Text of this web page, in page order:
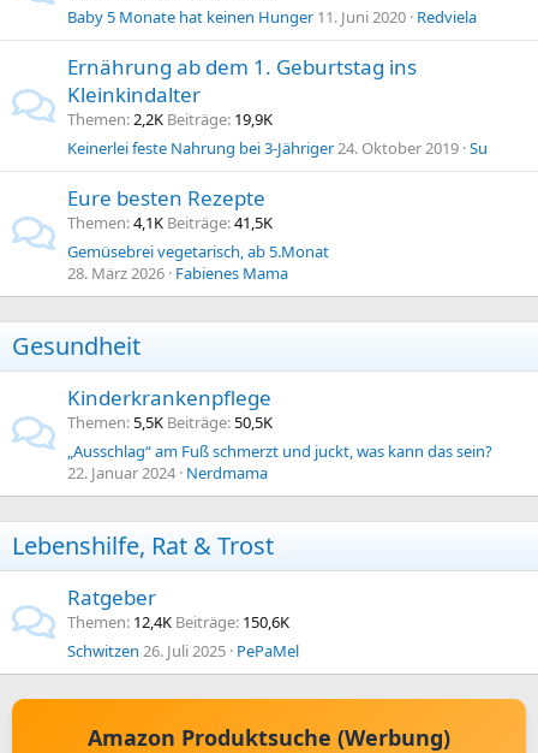
Baby 5 Monate hat keinen Hunger 11. Juni 2020 Redviela
Ernährung ab dem 1. Geburtstag ins
Kleinkindalter
Themen 2,2K Beiträge 19,9K
Keinerlei feste Nahrung bei 3-Jähriger24. Oktober 2019 Su
Eure besten Rezepte
Themen 4,1K Beiträge 41,5K
Gemüsebrei vegetarisch, ab 5.Monat
28. März 2026 Fabienes Mama
Gesundheit
Kinderkrankenpflege
Themen 5,5K Beiträge 50,5K
„Ausschlag“ am Fuß schmerzt und juckt, was kann das sein?
22. Januar 2024 Nerdmama
Lebenshilfe, Rat & Trost
Ratgeber
Themen 12,4K Beiträge 150,6K
Schwitzen 26. Juli 2025 PePaMel
Amazon Produktsuche (Werbung)